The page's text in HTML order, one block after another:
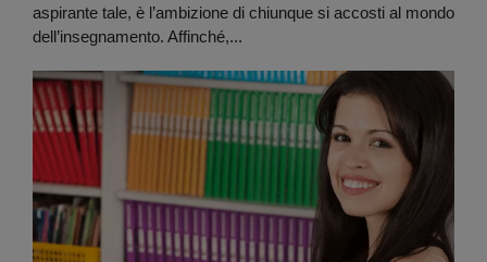
aspirante tale, è l’ambizione di chiunque si accosti al mondo
dell’insegnamento. Affinché,...